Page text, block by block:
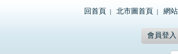
回首頁 北市圖首頁 網
會員登入